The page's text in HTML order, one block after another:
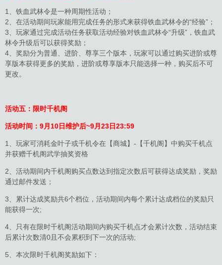
1、铁血武林令是一种周期性活动；
2、在活动期间玩家能用完成任务的形式来获得铁血武林令的“经验”；
3、玩家通过完成活动任务获取活动经验对铁血武林令“升级”，铁血武
林令升级后可以获得奖励；
4、奖励分为普通、进阶、尊享三个版本，玩家可以通过购买进阶或尊
享版本获得更多的奖励，进阶或尊享版本只能选择一种，购买后不可
更改。
活动五：限时千机阁
活动时间： 9月10日维护后~9月23日23:59
1、玩家可消耗金叶子或千机令在【商城】-【千机阁】中购买千机点
并获赠千机阁武学抽奖资格
2、活动期间内千机阁购买点数达到指定次数后可获得达成奖励，奖励
通过邮件发送；
3、累计达成奖励共6个档位，活动期间内每个累计达成档位的奖励只
能获得一次;
4、只有在限时千机阁活动期间内购买千机点才会累计次数，活动结束
后累计次数清0且不会累积到下一次的活动;
5、本次限时千机阁奖励如下：